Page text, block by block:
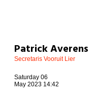
Patrick Averens
Secretaris Vooruit Lier
Saturday 06
May 2023 14:42